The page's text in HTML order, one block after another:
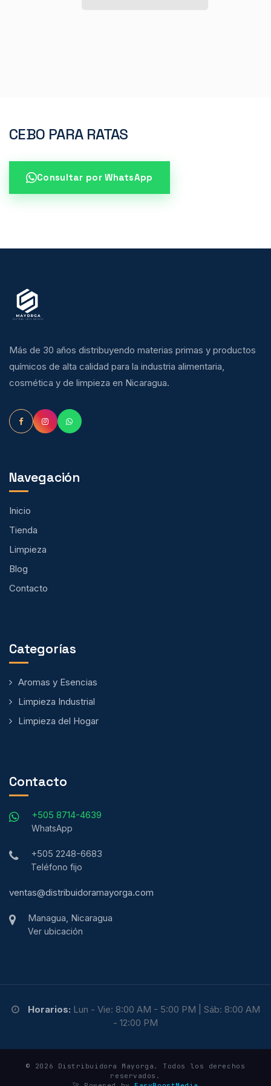
CEBO PARA RATAS
Consultar por WhatsApp
Más de 30 años distribuyendo materias primas y productos
químicos de alta calidad para la industria alimentaria,
cosmética y de limpieza en Nicaragua.
Navegación
Inicio
Tienda
Limpieza
Blog
Contacto
Categorías
Aromas y Esencias
Limpieza Industrial
Limpieza del Hogar
Contacto
+505 8714-4639
WhatsApp
+505 2248-6683
Teléfono fijo
ventas@distribuidoramayorga.com
Managua, Nicaragua
Ver ubicación
Horarios: Lun - Vie: 8:00 AM - 5:00 PM | Sáb: 8:00 AM
- 12:00 PM
© 2026 Distribuidora Mayorga. Todos los derechos
reservados.